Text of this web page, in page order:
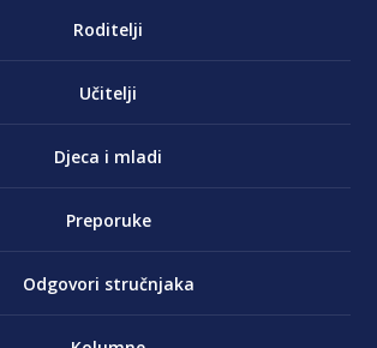
Roditelji
Učitelji
Djeca i mladi
Preporuke
Odgovori stručnjaka